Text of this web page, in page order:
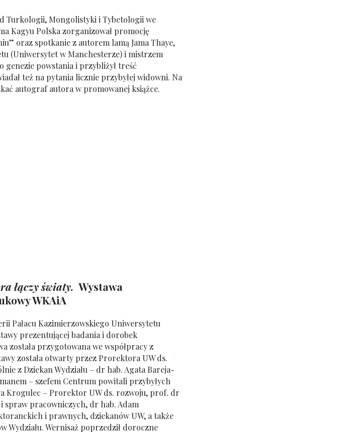
Turkologii, Mongolistyki i Tybetologii we
Kagyu Polska zorganizował promocję
oraz spotkanie z autorem lamą Jama Thaye,
(Uniwersytet w Manchesterze) i mistrzem
genezie powstania i przybliżył treść
też na pytania licznie przybyłej widowni. Na
autograf autora w promowanej książce.
łączy światy. Wystawa
WKAiA
Pałacu Kazimierzowskiego Uniwersytetu
prezentującej badania i dorobek
została przygotowana we współpracy z
została otwarty przez Prorektora UW ds.
z Dziekan Wydziału – dr hab. Agata Bareja-
– szefem Centrum powitali przybyłych
Krogulec – Prorektor UW ds. rozwoju, prof. dr
spraw pracowniczych, dr hab. Adam
i prawnych, dziekanów UW, a także
Wydziału. Wernisaż poprzedził doroczne